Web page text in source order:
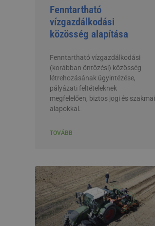
Fenntartható
vízgazdálkodási
közösség alapítása
Fenntartható vízgazdálkodási
(korábban öntözési) közösség
létrehozásának ügyintézése,
pályázati feltételeknek
megfelelően, biztos jogi és szakmai
alapokkal.
TOVÁBB